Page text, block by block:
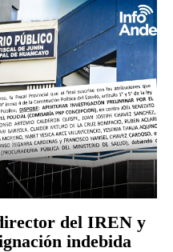
del IREN y
indebida